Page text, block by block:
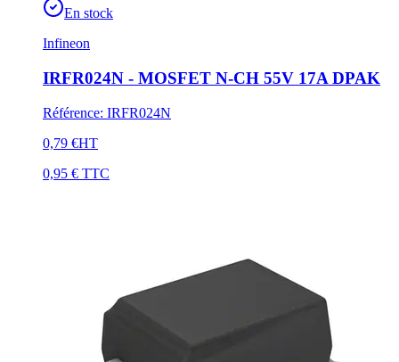
En stock
Infineon
IRFR024N - MOSFET N-CH 55V 17A DPAK
Référence: IRFR024N
0,79 €HT
0,95 € TTC